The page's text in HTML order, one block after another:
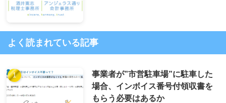
よく読まれている記事
事業者が”市営駐車場”に駐車した
場合、インボイス番号付領収書を
もらう必要はあるか